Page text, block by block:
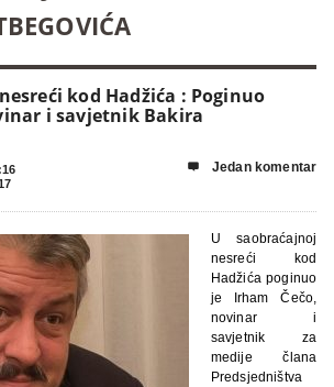
kod Hadžića : Poginuo
i savjetnik Bakira
 Jedan komentar
U saobraćajnoj
nesreći kod
Hadžića poginuo
je Irham Čečo,
novinar i
savjetnik za
medije člana
Predsjedništva